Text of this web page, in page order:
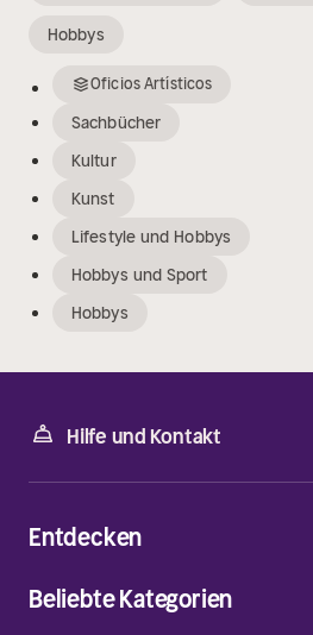
Hobbys
Oficios Artísticos
Sachbücher
Kultur
Kunst
Lifestyle und Hobbys
Hobbys und Sport
Hobbys
Hilfe und Kontakt
Entdecken
Beliebte Kategorien